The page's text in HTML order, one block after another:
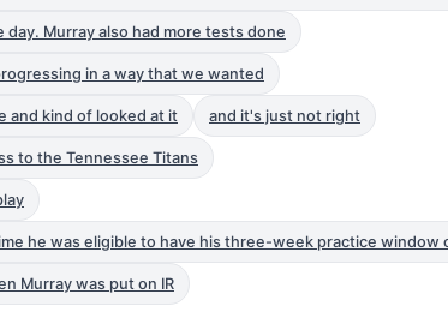
Murray also had more tests done
in a way that we wanted
and kind of looked at it and it's just not right
to the Tennessee Titans
he was eligible to have his three-week practice window
Murray was put on IR